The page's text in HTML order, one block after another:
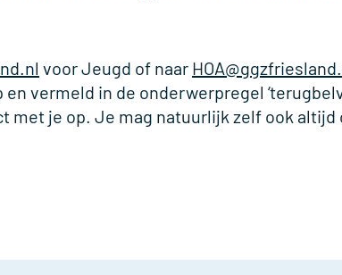
voor Jeugd of naar
en vermeld in de onderwerpregel ‘
met je op. Je mag natuurlijk zelf ook